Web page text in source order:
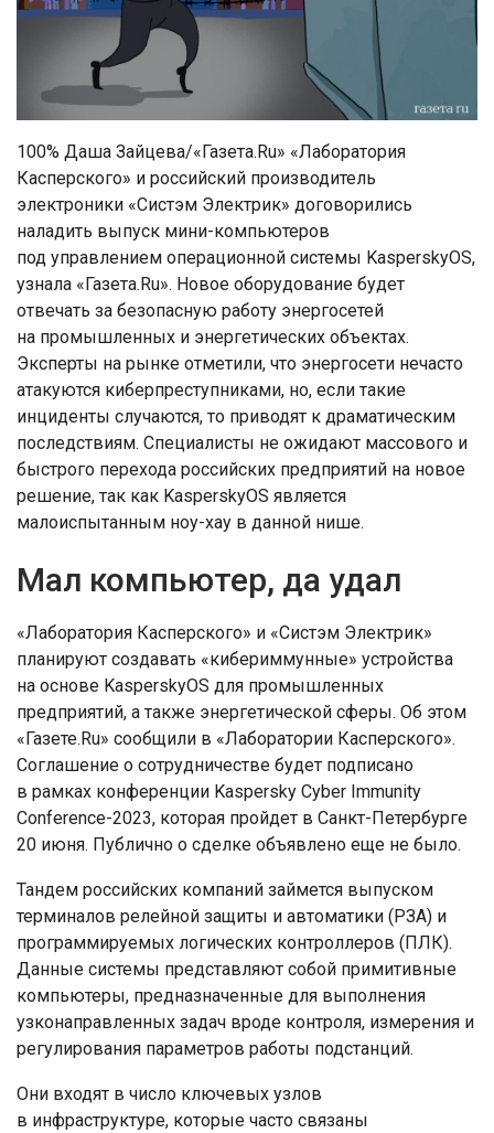
100% Даша Зайцева/«Газета.Ru» «Лаборатория
Касперского» и российский производитель
электроники «Систэм Электрик» договорились
наладить выпуск мини-компьютеров
под управлением операционной системы KasperskyOS,
узнала «Газета.Ru». Новое оборудование будет
отвечать за безопасную работу энергосетей
на промышленных и энергетических объектах.
Эксперты на рынке отметили, что энергосети нечасто
атакуются киберпреступниками, но, если такие
инциденты случаются, то приводят к драматическим
последствиям. Специалисты не ожидают массового и
быстрого перехода российских предприятий на новое
решение, так как KasperskyOS является
малоиспытанным ноу-хау в данной нише.
Мал компьютер, да удал
«Лаборатория Касперского» и «Систэм Электрик»
планируют создавать «кибериммунные» устройства
на основе KasperskyOS для промышленных
предприятий, а также энергетической сферы. Об этом
«Газете.Ru» сообщили в «Лаборатории Касперского».
Соглашение о сотрудничестве будет подписано
в рамках конференции Kaspersky Cyber Immunity
Conference-2023, которая пройдет в Санкт-Петербурге
20 июня. Публично о сделке объявлено еще не было.
Тандем российских компаний займется выпуском
терминалов релейной защиты и автоматики (РЗА) и
программируемых логических контроллеров (ПЛК).
Данные системы представляют собой примитивные
компьютеры, предназначенные для выполнения
узконаправленных задач вроде контроля, измерения и
регулирования параметров работы подстанций.
Они входят в число ключевых узлов
в инфраструктуре, которые часто связаны